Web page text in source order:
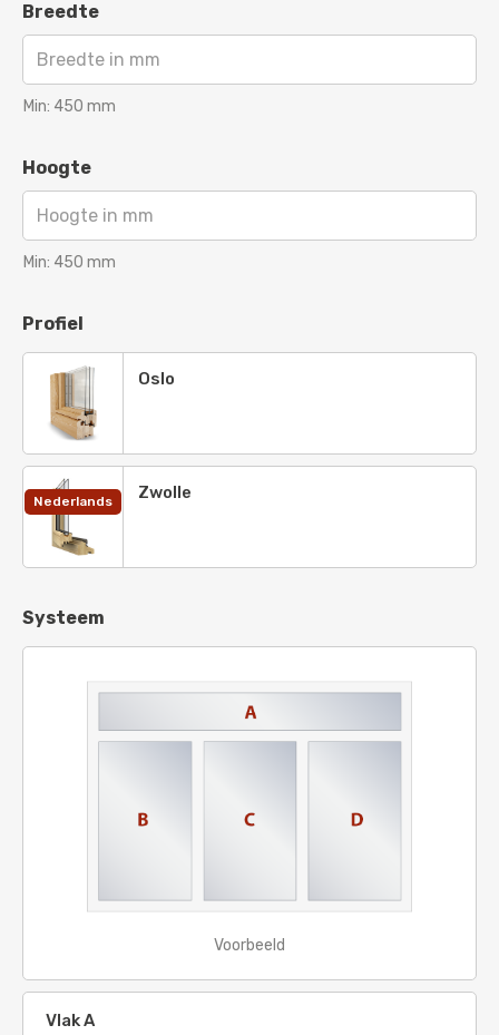
Breedte
Min: 450 mm
Hoogte
Min: 450 mm
Profiel
Oslo
Nederlands Zwolle
Systeem
Voorbeeld
Vlak A